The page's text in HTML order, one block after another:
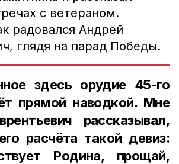
с ветераном.
радовался Андрей
глядя на парад Победы.
здесь орудие 45-го
прямой наводкой. Мне
рассказывал,
расчёта такой девиз:
Родина, прощай,